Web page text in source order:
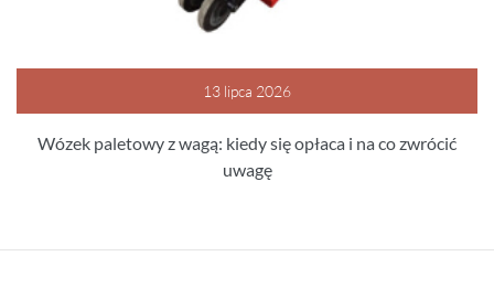
13 lipca 2026
Wózek paletowy z wagą: kiedy się opłaca i na co zwrócić
uwagę